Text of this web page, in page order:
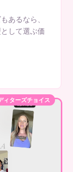
あるなら、
して選ぶ価
ィターズチョイス